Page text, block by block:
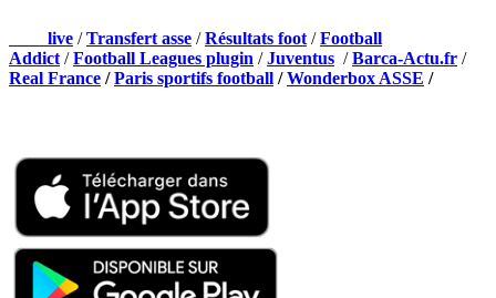
live /Transfert asse /Résultats foot /Football
Addict /Football Leagues plugin /Juventus /Barca-Actu.fr /
Real France /Paris sportifs football /Wonderbox ASSE /